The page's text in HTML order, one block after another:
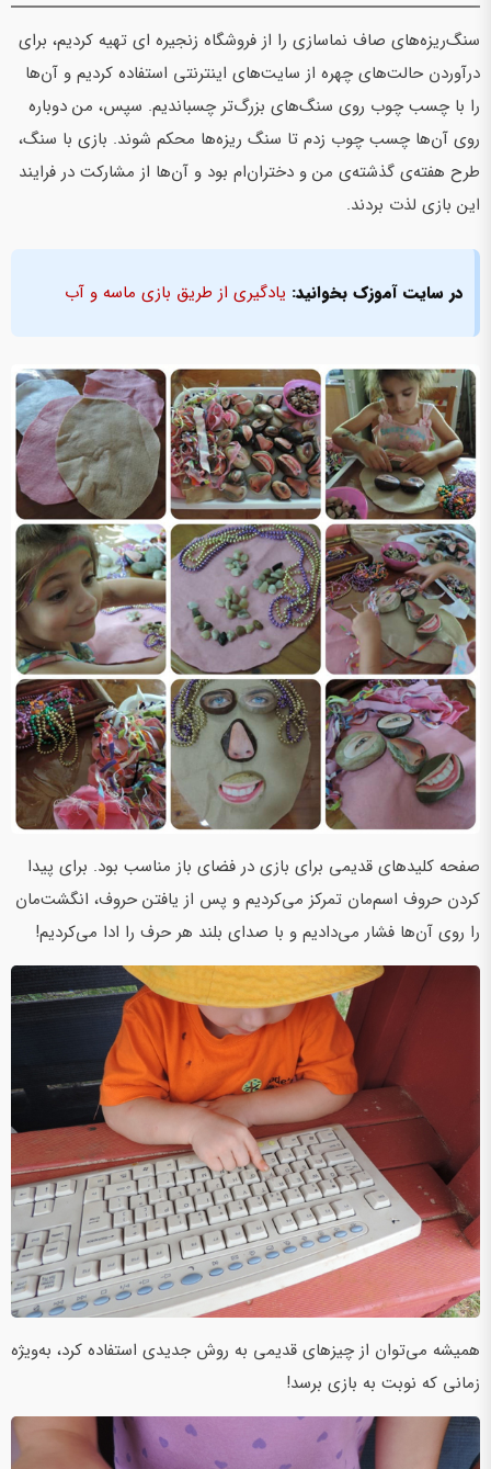
سنگ‌ریزه‌های صاف نماسازی را از فروشگاه زنجیره ای تهیه کردیم، برای
درآوردن حالت‌های چهره از سایت‌های اینترنتی استفاده کردیم و آن‌ها
را با چسب چوب روی سنگ‌های بزرگ‌تر چسباندیم. سپس، من دوباره
روی آن‌ها چسب چوب زدم تا سنگ ریزه‌ها محکم شوند. بازی با سنگ،
طرح هفته‌ی گذشته‌ی من و دختران‌ام بود و آن‌ها از مشارکت در فرایند
این بازی لذت بردند.
در سایت آموزک بخوانید: یادگیری از طریق بازی ماسه و آب
صفحه کلیدهای قدیمی برای بازی در فضای باز مناسب بود. برای پیدا
کردن حروف اسم‌مان تمرکز می‌کردیم و پس از یافتن حروف، انگشت‌مان
را روی آن‌ها فشار می‌دادیم و با صدای بلند هر حرف را ادا می‌کردیم!
همیشه می‌توان از چیزهای قدیمی به روش جدیدی استفاده کرد، به‌ویژه
زمانی که نوبت به بازی برسد!